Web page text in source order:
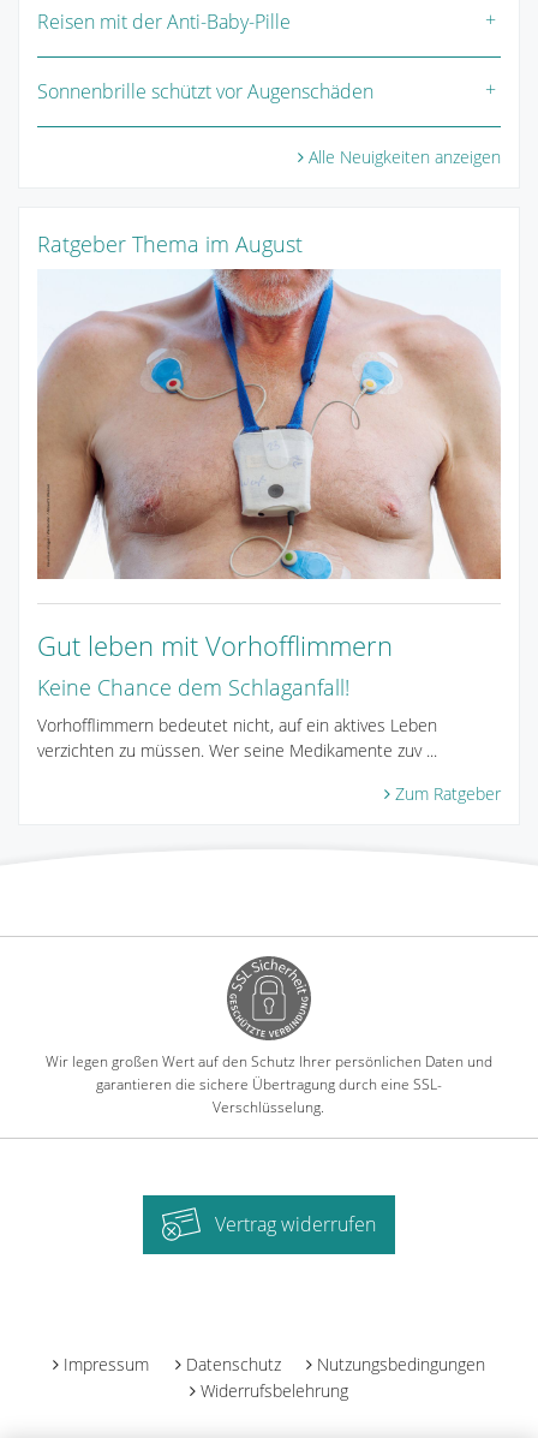
Reisen mit der Anti-Baby-Pille
Sonnenbrille schützt vor Augenschäden
Alle Neuigkeiten anzeigen
Ratgeber Thema im August
Gut leben mit Vorhofflimmern
Keine Chance dem Schlaganfall!
Vorhofflimmern bedeutet nicht, auf ein aktives Leben
verzichten zu müssen. Wer seine Medikamente zuv ...
Zum Ratgeber
Wir legen großen Wert auf den Schutz Ihrer persönlichen Daten und
garantieren die sichere Übertragung durch eine SSL-
Verschlüsselung.
Vertrag widerrufen
Impressum Datenschutz
Nutzungsbedingungen
Widerrufsbelehrung